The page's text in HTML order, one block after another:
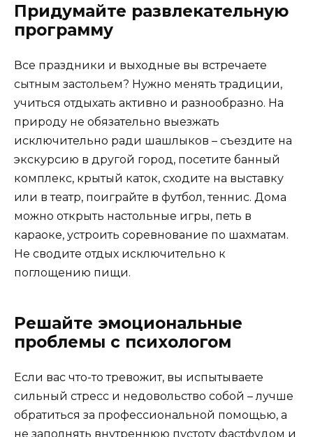
Придумайте развлекательную
программу
Все праздники и выходные вы встречаете
сытным застольем? Нужно менять традиции,
учиться отдыхать активно и разнообразно. На
природу не обязательно выезжать
исключительно ради шашлыков – съездите на
экскурсию в другой город, посетите банный
комплекс, крытый каток, сходите на выставку
или в театр, поиграйте в футбол, теннис. Дома
можно открыть настольные игры, петь в
караоке, устроить соревнование по шахматам.
Не сводите отдых исключительно к
поглощению пищи.
Решайте эмоциональные
проблемы с психологом
Если вас что-то тревожит, вы испытываете
сильный стресс и недовольство собой – лучше
обратиться за профессиональной помощью, а
не заполнять внутреннюю пустоту фастфудом и